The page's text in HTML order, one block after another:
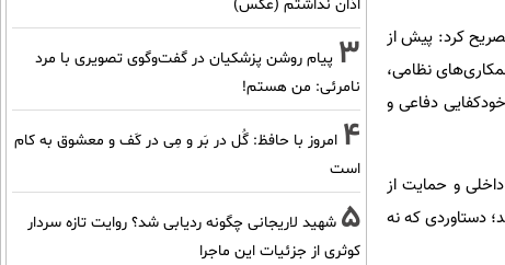
کرد: پیش از
نظامی،
دفاعی و
و حمایت از
دستاوردی که نه
اذان نداشتم (عکس)
3 پیام روشن پزشکیان در گفت‌و‌گوی تصویری با مرد
نامرئی: من هستم!
4 امروز با حافظ: گُل در بَر و مِی در کَف و معشوق به کام
است
5 شهید لاریجانی چگونه ردیابی شد؟ روایت تازه سردار
کوثری از جزئیات این ماجرا